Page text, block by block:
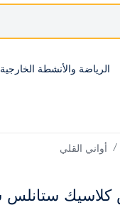
الرياضة والأنشطة الخارجية
أواني القلي